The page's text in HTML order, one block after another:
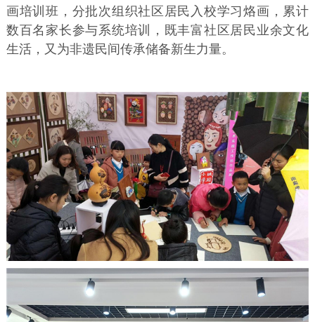
画培训班，分批次组织社区居民入校学习烙画，累计
数百名家长参与系统培训，既丰富社区居民业余文化
生活，又为非遗民间传承储备新生力量。